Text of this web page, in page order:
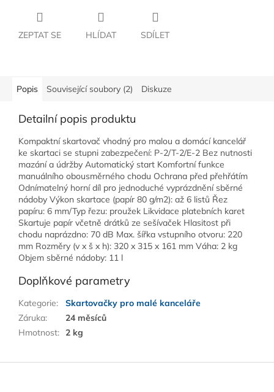
ZEPTAT SE HLÍDAT SDÍLET
Popis Související soubory (2) Diskuze
Detailní popis produktu
Kompaktní skartovač vhodný pro malou a domácí kancelář
ke skartaci se stupni zabezpečení: P-2/T-2/E-2 Bez nutnosti
mazání a údržby Automatický start Komfortní funkce
manuálního obousměrného chodu Ochrana před přehřátím
Odnímatelný horní díl pro jednoduché vyprázdnění sběrné
nádoby Výkon skartace (papír 80 g/m2): až 6 listů Řez
papíru: 6 mm/Typ řezu: proužek Likvidace platebních karet
Skartuje papír včetně drátků ze sešívaček Hlasitost při
chodu naprázdno: 70 dB Max. šířka vstupního otvoru: 220
mm Rozměry (v x š x h): 320 x 315 x 161 mm Váha: 2 kg
Objem sběrné nádoby: 11 l
Doplňkové parametry
Kategorie:
Skartovačky pro malé kanceláře
Záruka:
24 měsíců
Hmotnost: 2 kg